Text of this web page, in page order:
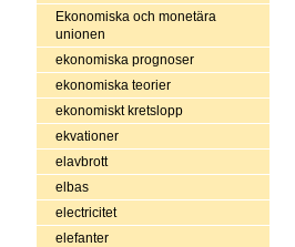
Ekonomiska och monetära
unionen
ekonomiska prognoser
ekonomiska teorier
ekonomiskt kretslopp
ekvationer
elavbrott
elbas
electricitet
elefanter